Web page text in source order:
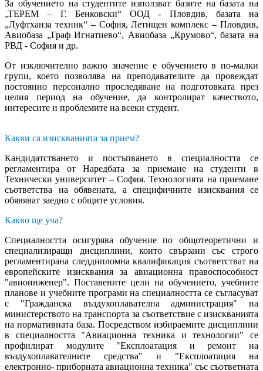
За обучението на студентите използват базите на базата на
„ТЕРЕМ – Г. Бенковски“ ООД - Пловдив, базата на
„Луфтханза техник“ – София, Летищен комплекс – Пловдив,
Авиобаза „Граф Игнатиево“, Авиобаза „Крумово“, базата на
РВД - София и др.
От изключително важно значение е обучението в по-малки
групи, което позволява на преподавателите да провеждат
постоянно персонално проследяване на подготовката през
целия период на обучение, да контролират качеството,
интересите и проблемите на всеки студент.
Какви са изискванията за прием?
Кандидатстването и постъпването в специалността се
регламентира от Наредбата за приемане на студенти в
Технически университет – София. Технологията на приемане
съответства на обявената, а специфичните изисквания се
обявяват заедно с общите условия.
Какво ще уча?
Специалността осигурява обучение по общотеоретични и
специализиращи дисциплини, които свързани със строго
регламентирана следдипломна квалификация съответстват на
европейските изисквания за авиационна правоспособност
"авиоинженер". Поставените цели на обучението, учебните
планове и учебните програми на специалността се съгласуват
с "Гражданска въздухоплавателна администрация" на
министерството на транспорта за съответствие с изискванията
на нормативната база. Посредством избираемите дисциплини
в специалността "Авиационна техника и технологии" се
профилират модулите "Експлоатация и ремонт на
въздухоплавателните средства" и "Експлоатация на
електронно- приборната авиационна техника" със съответната